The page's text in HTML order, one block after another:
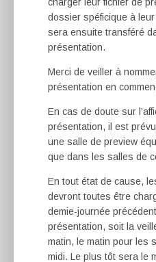
dossier spéficique à
sera ensuite transféré
présentation.
Merci de veiller à
présentation en
En cas de doute sur
présentation, il est
une salle de preview
que dans les salles de
En tout état de cause,
devront toutes être
demie-journée
présentation, soit la
matin, le matin pour les
midi. Le plus tôt sera le